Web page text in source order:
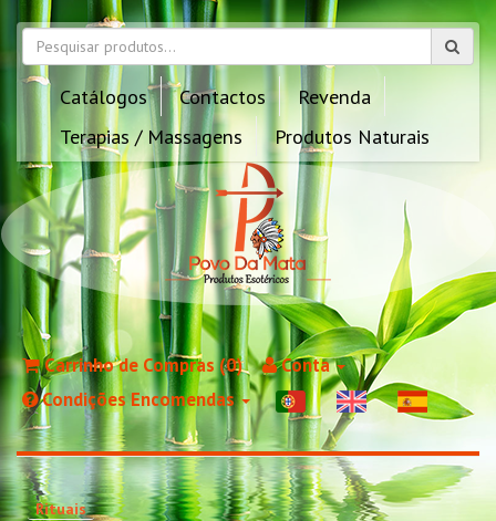
Catálogos Contactos
Revenda
Terapias / Massagens
Produtos Naturais
Carrinho de Compras (0)
Conta
Condições Encomendas
Rituais